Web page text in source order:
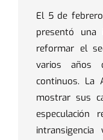
El 5 de
presentó una
reformar el
varios años
continuos. La
mostrar sus
especulación